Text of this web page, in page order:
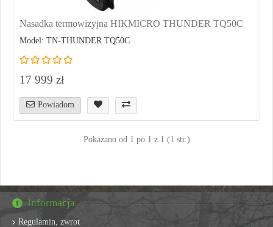
Nasadka termowizyjna HIKMICRO THUNDER TQ50C
Model: TN-THUNDER TQ50C
17 999 zł
Powiadom
Pokazano od 1 po 1 z 1 (1 str.)
Informacja
Regulamin, zwrot